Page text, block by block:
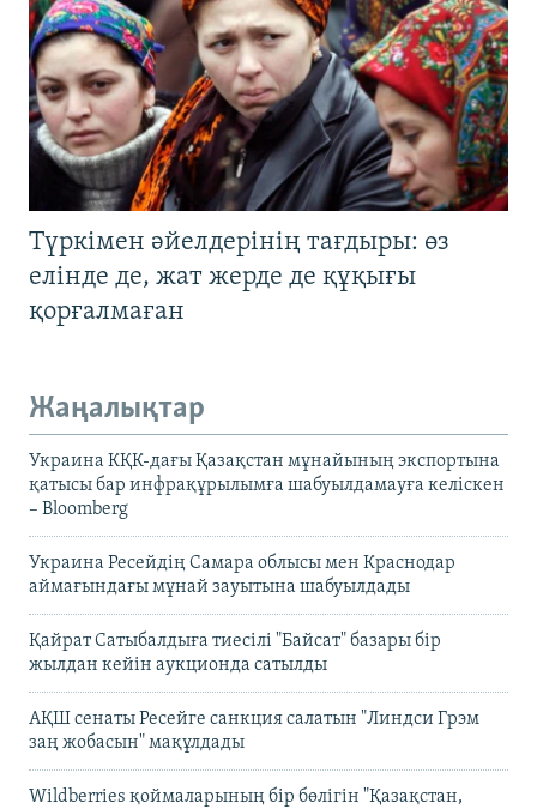
Түркімен әйелдерінің тағдыры: өз
елінде де, жат жерде де құқығы
қорғалмаған
Жаңалықтар
Украина КҚК-дағы Қазақстан мұнайының экспортына
қатысы бар инфрақұрылымға шабуылдамауға келіскен
– Bloomberg
Украина Ресейдің Самара облысы мен Краснодар
аймағындағы мұнай зауытына шабуылдады
Қайрат Сатыбалдыға тиесілі "Байсат" базары бір
жылдан кейін аукционда сатылды
АҚШ сенаты Ресейге санкция салатын "Линдси Грэм
заң жобасын" мақұлдады
Wildberries қоймаларының бір бөлігін "Қазақстан,